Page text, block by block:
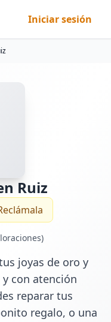
Iniciar sesión
Ruiz
joyas de oro y
con atención
reparar tus
regalo, o una